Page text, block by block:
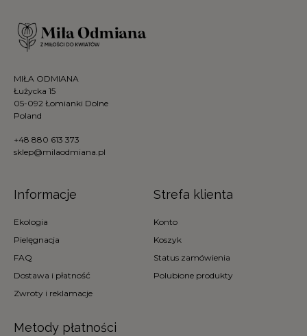
MIŁA ODMIANA
Łużycka 15
05-092 Łomianki Dolne
Poland
+48 880 613 373
sklep@milaodmiana.pl
Informacje
Ekologia
Pielęgnacja
FAQ
Dostawa i płatność
Zwroty i reklamacje
Strefa klienta
Konto
Koszyk
Status zamówienia
Polubione produkty
Metody płatności